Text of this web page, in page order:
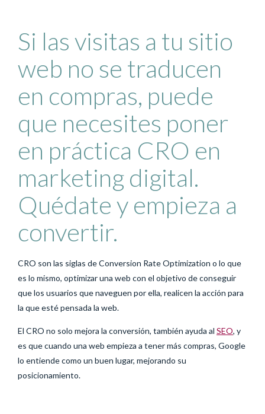
Si las visitas a tu sitio
web no se traducen
en compras, puede
que necesites poner
en práctica CRO en
marketing digital.
Quédate y empieza a
convertir.
CRO son las siglas de Conversion Rate Optimization o lo que
es lo mismo, optimizar una web con el objetivo de conseguir
que los usuarios que naveguen por ella, realicen la acción para
la que esté pensada la web.
El CRO no solo mejora la conversión, también ayuda al SEO, y
es que cuando una web empieza a tener más compras, Google
lo entiende como un buen lugar, mejorando su
posicionamiento.